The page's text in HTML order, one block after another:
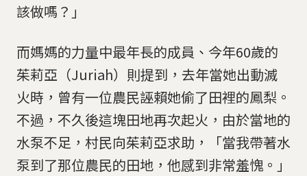
該做嗎？」
而媽媽的力量中最年長的成員、今年60歲的
茱莉亞（Juriah）則提到，去年當她出動滅
火時，曾有一位農民誣賴她偷了田裡的鳳梨。
不過，不久後這塊田地再次起火，由於當地的
水泵不足，村民向茱莉亞求助，「當我帶著水
泵到了那位農民的田地，他感到非常羞愧。」